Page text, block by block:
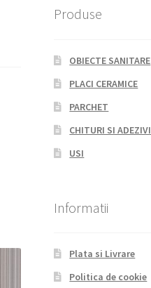
Produse
OBIECTE SANITARE
PLACI CERAMICE
PARCHET
CHITURI SI ADEZIVI
USI
Informatii
Plata si Livrare
Politica de cookie